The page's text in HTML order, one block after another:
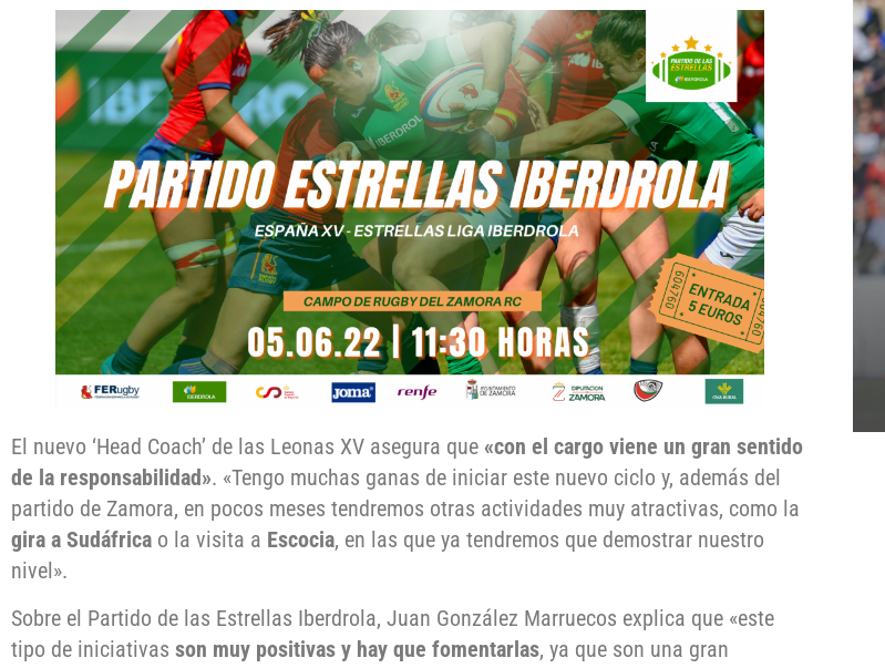
El nuevo ‘Head Coach’ de las Leonas XV asegura que «con el cargo viene un gran sentido
de la responsabilidad». «Tengo muchas ganas de iniciar este nuevo ciclo y, además del
partido de Zamora, en pocos meses tendremos otras actividades muy atractivas, como la
gira a Sudáfrica o la visita a Escocia, en las que ya tendremos que demostrar nuestro
nivel».
Sobre el Partido de las Estrellas Iberdrola, Juan González Marruecos explica que «este
tipo de iniciativas son muy positivas y hay que fomentarlas, ya que son una gran